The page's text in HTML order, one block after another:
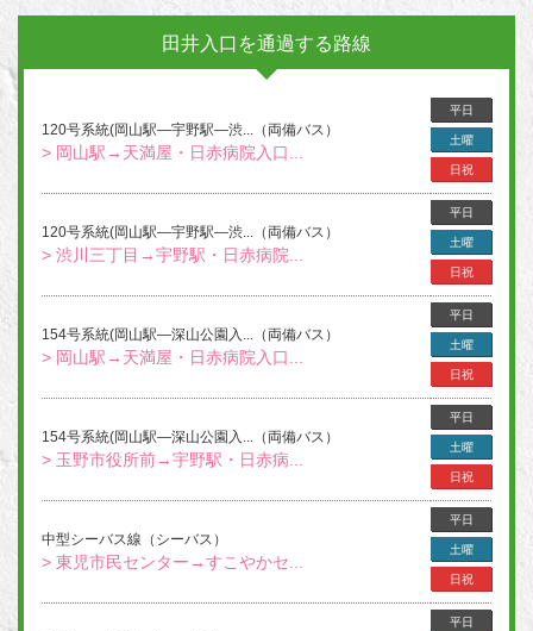
田井入口を通過する路線
120号系統(岡山駅―宇野駅―渋...（両備バス）
> 岡山駅→天満屋・日赤病院入口...
平日
土曜
日祝
120号系統(岡山駅―宇野駅―渋...（両備バス）
> 渋川三丁目→宇野駅・日赤病院...
平日
土曜
日祝
154号系統(岡山駅―深山公園入...（両備バス）
> 岡山駅→天満屋・日赤病院入口...
平日
土曜
日祝
154号系統(岡山駅―深山公園入...（両備バス）
> 玉野市役所前→宇野駅・日赤病...
平日
土曜
日祝
中型シーバス線（シーバス）
> 東児市民センター→すこやかセ...
平日
土曜
日祝
平日